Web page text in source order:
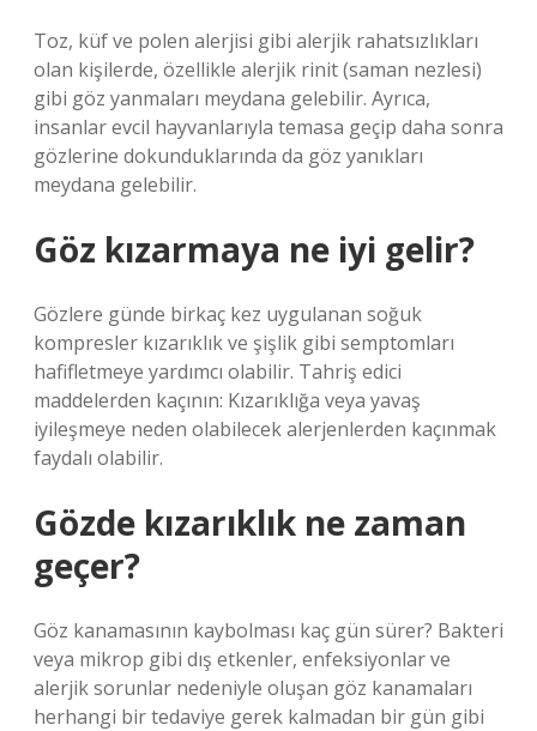
Toz, küf ve polen alerjisi gibi alerjik rahatsızlıkları
olan kişilerde, özellikle alerjik rinit (saman nezlesi)
gibi göz yanmaları meydana gelebilir. Ayrıca,
insanlar evcil hayvanlarıyla temasa geçip daha sonra
gözlerine dokunduklarında da göz yanıkları
meydana gelebilir.
Göz kızarmaya ne iyi gelir?
Gözlere günde birkaç kez uygulanan soğuk
kompresler kızarıklık ve şişlik gibi semptomları
hafifletmeye yardımcı olabilir. Tahriş edici
maddelerden kaçının: Kızarıklığa veya yavaş
iyileşmeye neden olabilecek alerjenlerden kaçınmak
faydalı olabilir.
Gözde kızarıklık ne zaman
geçer?
Göz kanamasının kaybolması kaç gün sürer? Bakteri
veya mikrop gibi dış etkenler, enfeksiyonlar ve
alerjik sorunlar nedeniyle oluşan göz kanamaları
herhangi bir tedaviye gerek kalmadan bir gün gibi